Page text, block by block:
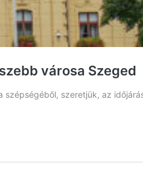
városa Szeged
szeretjük, az